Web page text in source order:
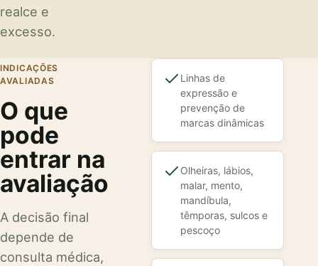
realce e
excesso.
INDICAÇÕES
AVALIADAS
O que
pode
entrar na
avaliação
A decisão final
depende de
consulta médica,
Linhas de
expressão e
prevenção de
marcas dinâmicas
Olheiras, lábios,
malar, mento,
mandíbula,
têmporas, sulcos e
pescoço